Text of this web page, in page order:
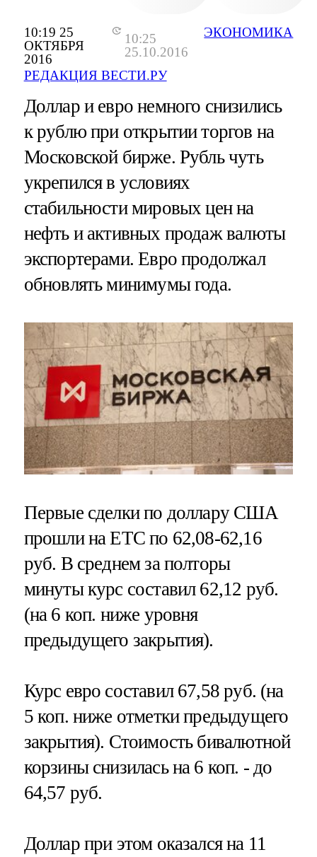
10:19 25
ОКТЯБРЯ
2016
10:25
25.10.2016
РЕДАКЦИЯ ВЕСТИ.РУ
ЭКОНОМИКА
Доллар и евро немного снизились
к рублю при открытии торгов на
Московской бирже. Рубль чуть
укрепился в условиях
стабильности мировых цен на
нефть и активных продаж валюты
экспортерами. Евро продолжал
обновлять минимумы года.
Первые сделки по доллару США
прошли на ЕТС по 62,08-62,16
руб. В среднем за полторы
минуты курс составил 62,12 руб.
(на 6 коп. ниже уровня
предыдущего закрытия).
Курс евро составил 67,58 руб. (на
5 коп. ниже отметки предыдущего
закрытия). Стоимость бивалютной
корзины снизилась на 6 коп. - до
64,57 руб.
Доллар при этом оказался на 11